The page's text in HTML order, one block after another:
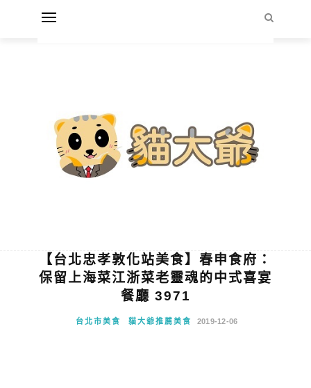
【台北忠孝敦化站美食】春申食府：
保留上海菜江浙菜老靈魂的中式喜宴
餐廳 3971
台北市美食 貓大爺推薦美食 2019-12-06